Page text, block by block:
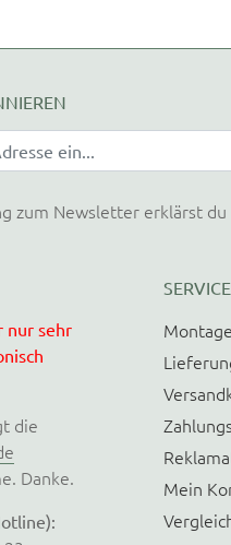
zum Newsletter erklärst
nur sehr
die
Danke.
SERVICE
Mein